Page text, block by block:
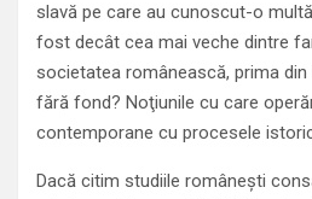
slavă pe care au cunoscut-o
fost decât cea mai veche dintre
societatea românească, prima
fără fond? Noţiunile cu care
contemporane cu procesele
Dacă citim studiile româneşti